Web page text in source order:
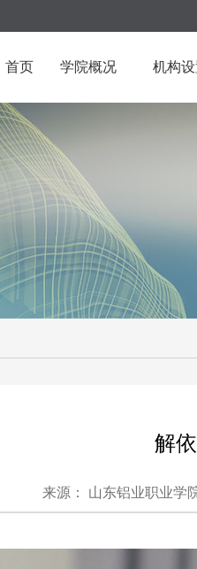
首页 学院概况 机构
解
来源： 山东铝业职业学